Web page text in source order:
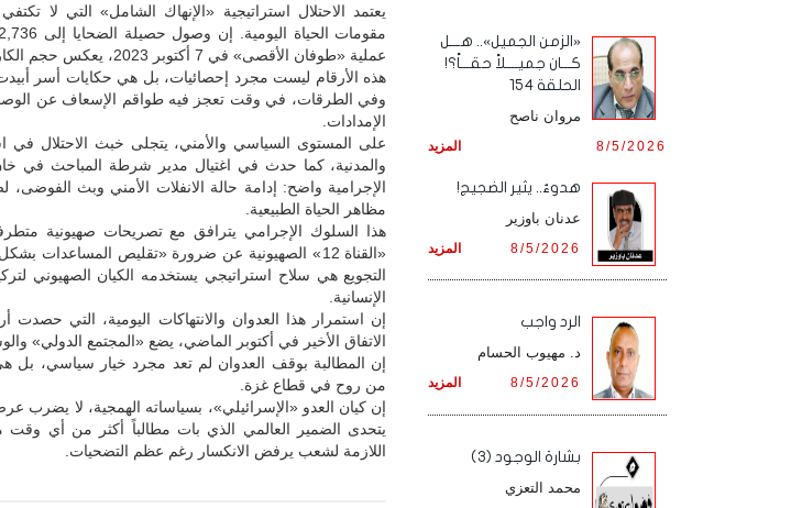
يعتمد الاحتلال استراتيجية «الإنهاك الشامل» التي لا
عملية «طوفان الأقصى» في 7 أكتوبر 2023، يعكس حجم الكارثة الوجودية التي يواجهها القطاع.
هذه الأرقام ليست مجرد إحصائيات، بل هي حكايات أسر
وفي الطرقات، في وقت تعجز فيه طواقم الإسعاف عن الوصول
الإمدادات.
على المستوى السياسي والأمني، يتجلى خبث الاحتلال في
والمدنية، كما حدث في اغتيال مدير شرطة المباحث في
الإجرامية واضح: إدامة حالة الانفلات الأمني وبث الفوضى،
مظاهر الحياة الطبيعية.
هذا السلوك الإجرامي يترافق مع تصريحات صهيونية
«القناة 12» الصهيونية عن ضرورة «تقليص المساعدات
التجويع هي سلاح استراتيجي يستخدمه الكيان الصهيوني
الإنسانية.
الاتفاق الأخير في أكتوبر الماضي، يضع «المجتمع الدولي»
إن المطالبة بوقف العدوان لم تعد مجرد خيار سياسي، بل
من روح في قطاع غزة.
إن كيان العدو «الإسرائيلي»، بسياساته الهمجية، لا يضرب
يتحدى الضمير العالمي الذي بات مطالباً أكثر من أي وقت
اللازمة لشعب يرفض الانكسار رغم عظم التضحيات.
«الزمن الجميل».. هـــل
كـــان جميــــلاً حقـــاً؟!
الحلقة 154
مروان ناصح
المزيد 8/5/2026
هدوءٌ.. يثير الضجيج!
عدنان باوزير
المزيد 8/5/2026
الرد واجب
د. مهيوب الحسام
المزيد 8/5/2026
بشارة الوجود (3)
محمد التعزي